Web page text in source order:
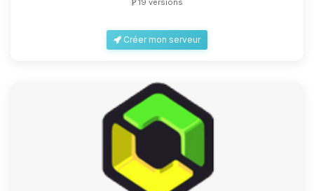
Créer mon serveur